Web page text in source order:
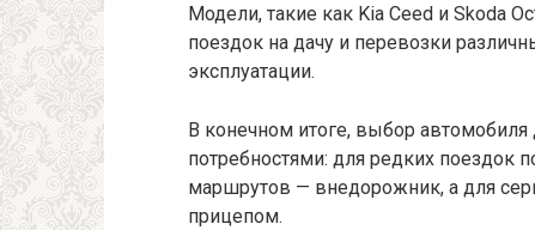
Модели, такие как Kia Ceed и Skoda
поездок на дачу и перевозки
эксплуатации.
В конечном итоге, выбор
потребностями: для редких
маршрутов — внедорожник, а для
прицепом.